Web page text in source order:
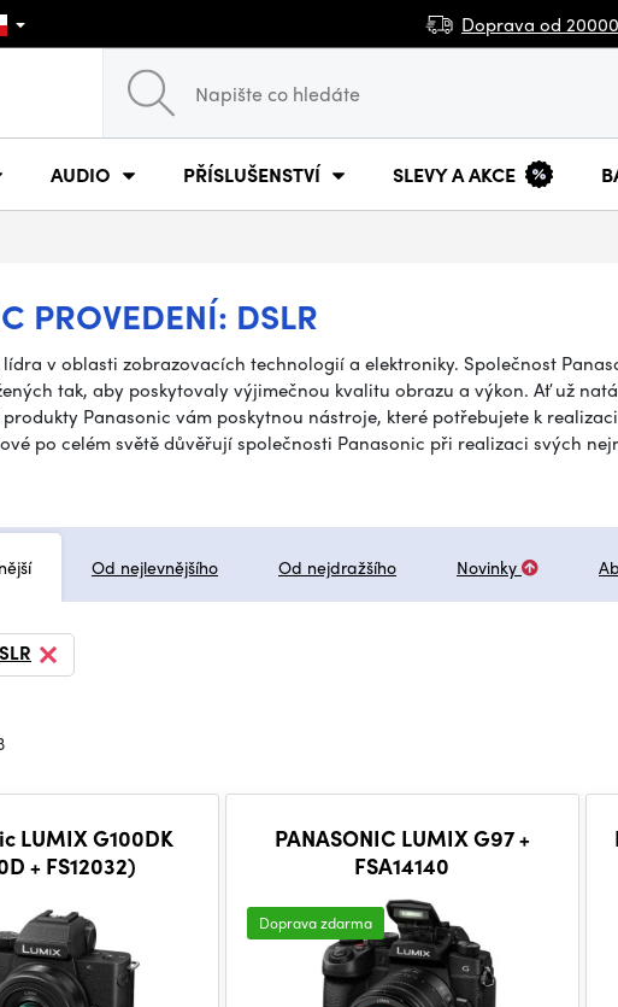
Doprava od
AUDIO PŘÍSLUŠENSTVÍ SLEVY A AKCE
PROVEDENÍ: DSLR
v oblasti zobrazovacích technologií a elektroniky. Společnost
tak, aby poskytovaly výjimečnou kvalitu obrazu a výkon. Ať už
Panasonic vám poskytnou nástroje, které potřebujete k
po celém světě důvěřují společnosti Panasonic při realizaci svých
Od nejlevnějšího Od nejdražšího Novinky
LUMIX G100DK
+ FS12032)
PANASONIC LUMIX G97 +
FSA14140
Doprava zdarma